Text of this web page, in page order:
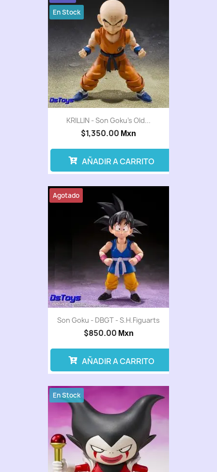
KRILLIN - Son Goku’s Old...
$1,350.00 Mxn
En Stock
AÑADIR A CARRITO
Son Goku - DBGT - S.H.Figuarts
$850.00 Mxn
Agotado
AÑADIR A CARRITO
En Stock